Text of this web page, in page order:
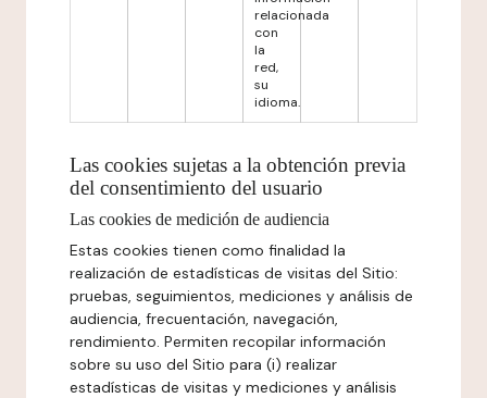
relacionada
con
la
red,
su
idioma.
Las cookies sujetas a la obtención previa
del consentimiento del usuario
Las cookies de medición de audiencia
Estas cookies tienen como finalidad la
realización de estadísticas de visitas del Sitio:
pruebas, seguimientos, mediciones y análisis de
audiencia, frecuentación, navegación,
rendimiento. Permiten recopilar información
sobre su uso del Sitio para (i) realizar
estadísticas de visitas y mediciones y análisis